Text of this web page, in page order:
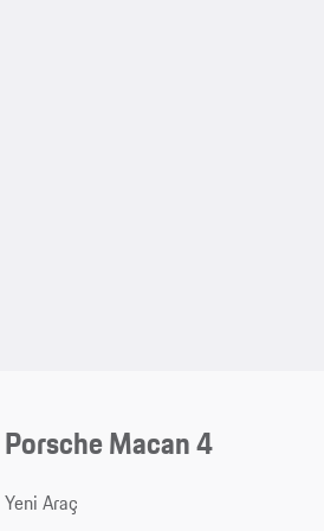
Porsche Macan 4
Yeni Araç